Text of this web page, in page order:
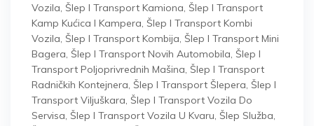
Vozila, Šlep I Transport Kamiona, Šlep I Transport
Kamp Kućica I Kampera, Šlep I Transport Kombi
Vozila, Šlep I Transport Kombija, Šlep I Transport Mini
Bagera, Šlep I Transport Novih Automobila, Šlep I
Transport Poljoprivrednih Mašina, Šlep I Transport
Radničkih Kontejnera, Šlep I Transport Šlepera, Šlep I
Transport Viljuškara, Šlep I Transport Vozila Do
Servisa, Šlep I Transport Vozila U Kvaru, Šlep Služba,